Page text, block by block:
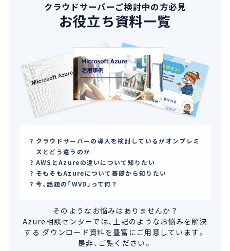
クラウドサーバーご検討中の方必見
お役立ち資料一覧
クラウドサーバーの導入を検討しているがオンプレミ
スとどう違うのか
AWSとAzureの違いについて知りたい
そもそもAzureについて基礎から知りたい
今、話題の「WVD」って何？
そのようなお悩みはありませんか？
Azure相談センターでは、上記のようなお悩みを解決
する ダウンロード資料を豊富にご用意しています。
是非、ご覧ください。